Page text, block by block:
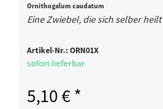
Ornithogalum caudatum
Eine Zwiebel, die sich selber heilt
Artikel-Nr.:ORN01X
sofort lieferbar
5,10 € *